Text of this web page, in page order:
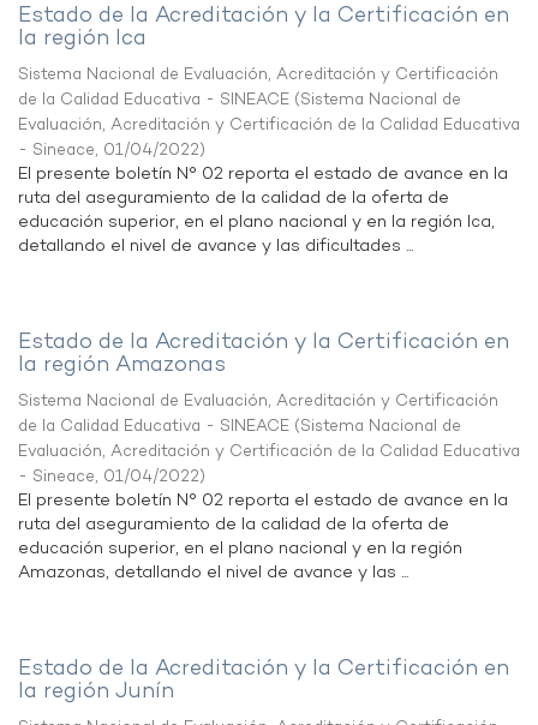
Estado de la Acreditación y la Certificación en
la región Ica
Sistema Nacional de Evaluación, Acreditación y Certificación
de la Calidad Educativa - SINEACE (Sistema Nacional de
Evaluación, Acreditación y Certificación de la Calidad Educativa
- Sineace, 01/04/2022)
El presente boletín N° 02 reporta el estado de avance en la
ruta del aseguramiento de la calidad de la oferta de
educación superior, en el plano nacional y en la región Ica,
detallando el nivel de avance y las dificultades ...
Estado de la Acreditación y la Certificación en
la región Amazonas
Sistema Nacional de Evaluación, Acreditación y Certificación
de la Calidad Educativa - SINEACE (Sistema Nacional de
Evaluación, Acreditación y Certificación de la Calidad Educativa
- Sineace, 01/04/2022)
El presente boletín N° 02 reporta el estado de avance en la
ruta del aseguramiento de la calidad de la oferta de
educación superior, en el plano nacional y en la región
Amazonas, detallando el nivel de avance y las ...
Estado de la Acreditación y la Certificación en
la región Junín